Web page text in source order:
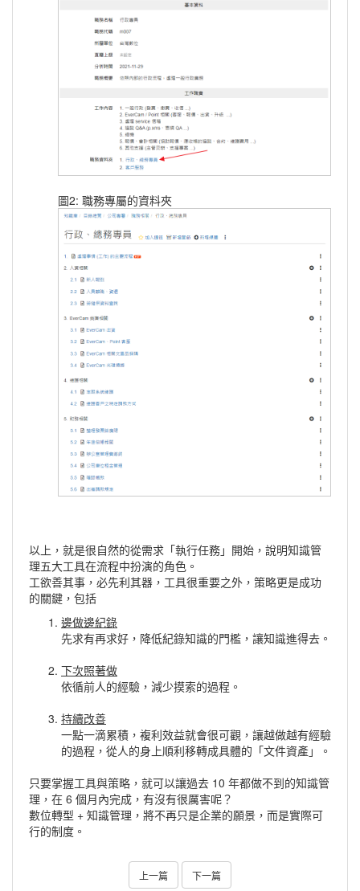
圖2: 職務專屬的資料夾
以上，就是很自然的從需求「執行任務」開始，說明知識管
理五大工具在流程中扮演的角色。
工欲善其事，必先利其器，工具很重要之外，策略更是成功
的關鍵，包括
邊做邊紀錄
先求有再求好，降低紀錄知識的門檻，讓知識進得去。
下次照著做
依循前人的經驗，減少摸索的過程。
持續改善
一點一滴累積，複利效益就會很可觀，讓越做越有經驗
的過程，從人的身上順利移轉成具體的「文件資產」。
只要掌握工具與策略，就可以讓過去 10 年都做不到的知識管
理，在 6 個月內完成，有沒有很厲害呢？
數位轉型 + 知識管理，將不再只是企業的願景，而是實際可
行的制度。
上一篇 下一篇